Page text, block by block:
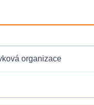
organizace